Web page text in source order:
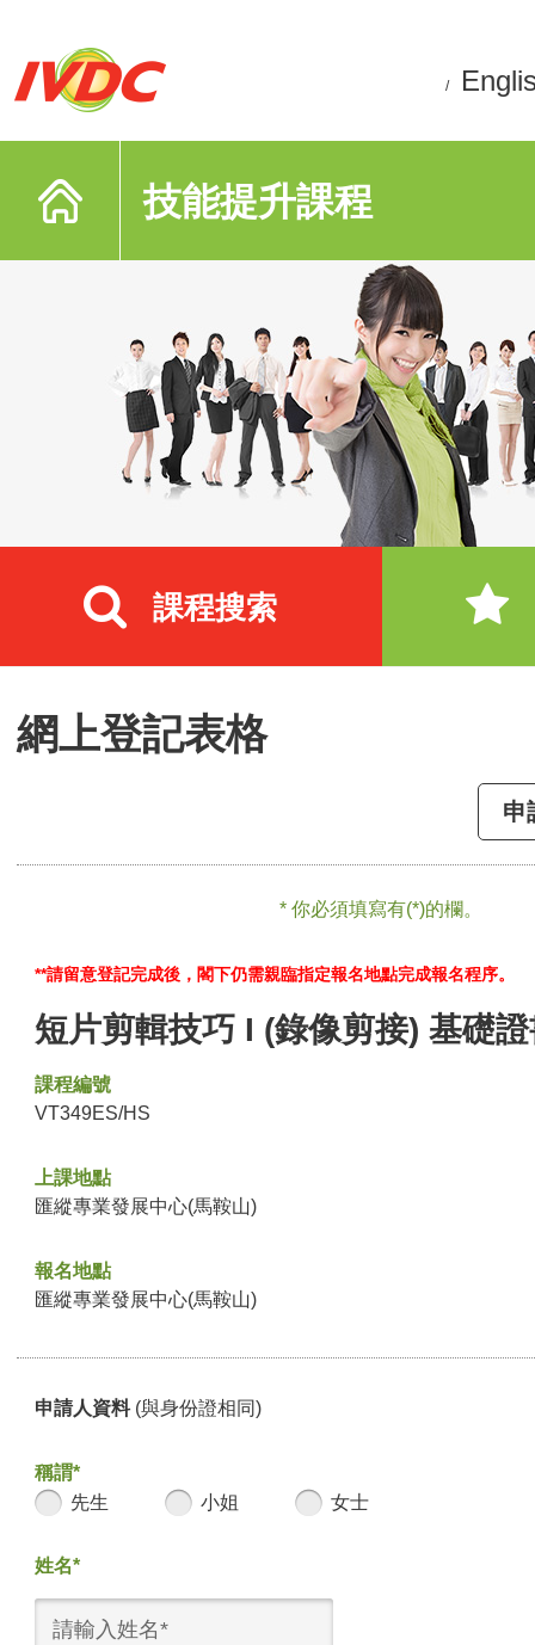
/
技能提升課程
課程搜索
網上登記表格
申
* 你必須填寫有(*)的欄。
**請留意登記完成後，閣下仍需親臨指定報名地點完成報名程序。
短片剪輯技巧 I (錄像剪接) 基礎
課程編號
VT349ES/HS
上課地點
匯縱專業發展中心(馬鞍山)
報名地點
匯縱專業發展中心(馬鞍山)
申請人資料 (與身份證相同)
稱謂*
先生
小姐 女士
姓名*